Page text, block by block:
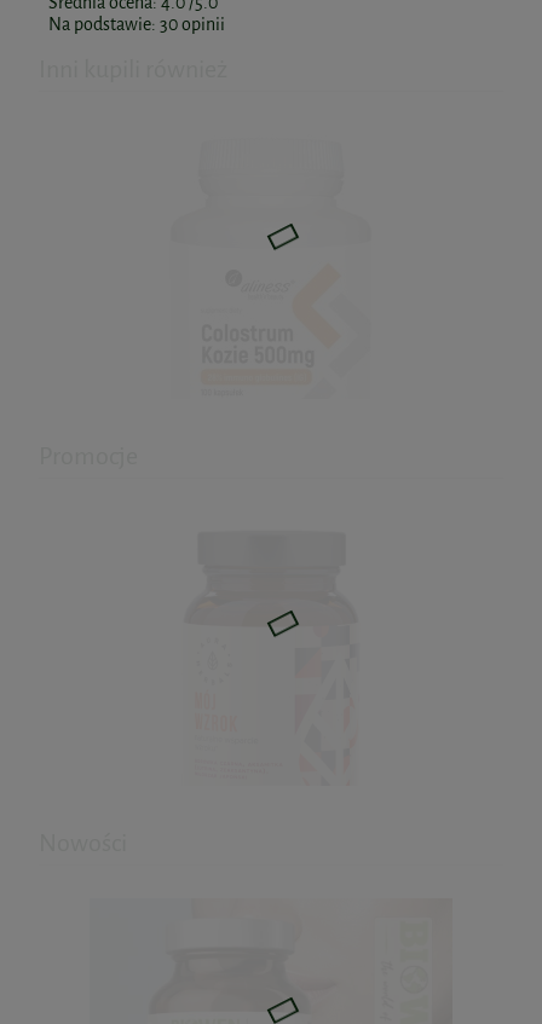
Na podstawie: 30opinii
Cena regularna: